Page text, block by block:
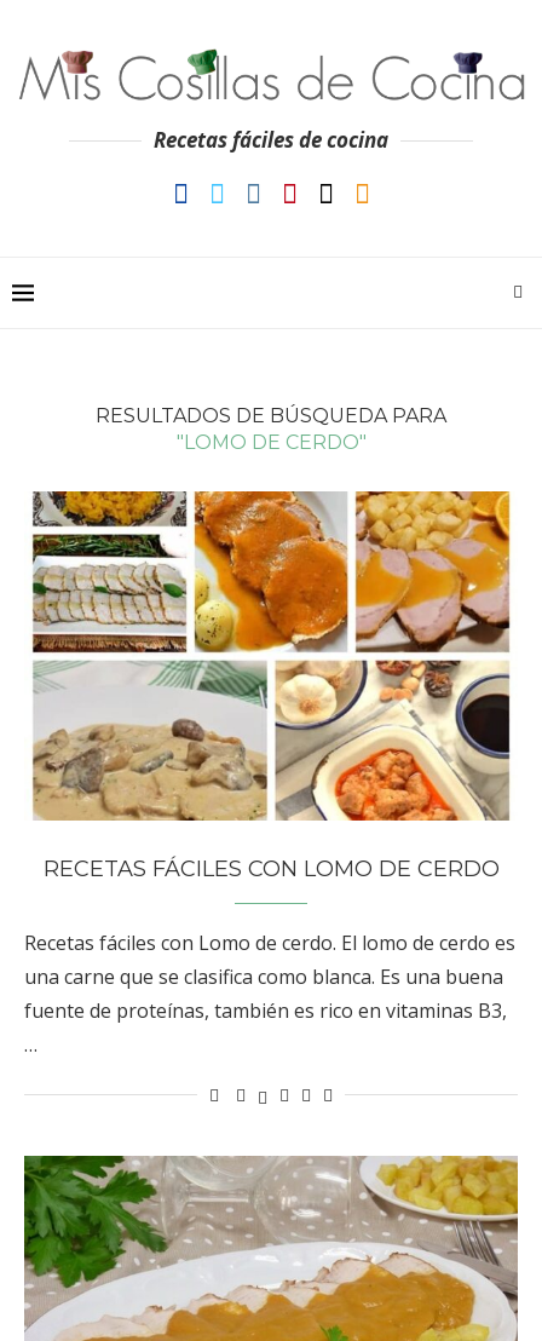
Recetas fáciles de cocina
RESULTADOS DE BÚSQUEDA PARA
"LOMO DE CERDO"
RECETAS FÁCILES CON LOMO DE CERDO
Recetas fáciles con Lomo de cerdo. El lomo de cerdo es
una carne que se clasifica como blanca. Es una buena
fuente de proteínas, también es rico en vitaminas B3,
…